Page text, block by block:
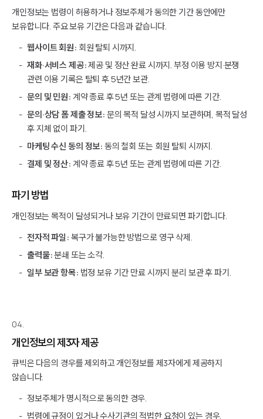
개인정보는 법령이 허용하거나 정보주체가 동의한 기간 동안에만
보유합니다. 주요 보유 기간은 다음과 같습니다.
웹사이트 회원: 회원 탈퇴 시까지.
재화·서비스 제공:제공 및 정산 완료 시까지. 부정 이용 방지·분쟁
관련 이용 기록은 탈퇴 후 5년간 보관.
문의 및 민원:계약 종료 후 5년 또는 관계 법령에 따른 기간.
문의·상담 폼 제출 정보:문의 목적 달성 시까지 보관하며, 목적 달성
후 지체 없이 파기.
마케팅 수신 동의 정보:동의 철회 또는 회원 탈퇴 시까지.
결제 및 정산:계약 종료 후 5년 또는 관계 법령에 따른 기간.
파기 방법
개인정보는 목적이 달성되거나 보유 기간이 만료되면 파기합니다.
전자적 파일:복구가 불가능한 방법으로 영구 삭제.
출력물:분쇄 또는 소각.
일부 보관 항목: 법정 보유 기간 만료 시까지 분리 보관 후 파기.
04.
개인정보의 제3자 제공
큐빅은 다음의 경우를 제외하고 개인정보를 제3자에게 제공하지
않습니다.
정보주체가 명시적으로 동의한 경우.
법령에 규정이 있거나 수사기관의 적법한 요청이 있는 경우.